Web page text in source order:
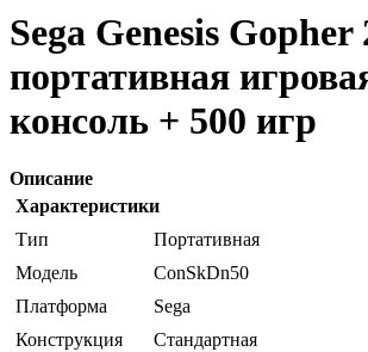
Sega Genesis Gopher
портативная
консоль + 500 игр
Описание
Характеристики
Тип
Портативная
Модель
ConSkDn50
Платформа
Sega
Конструкция
Стандартная